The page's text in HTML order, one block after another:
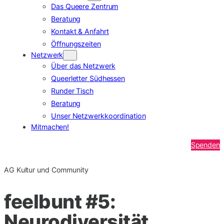
Das Queere Zentrum
Beratung
Kontakt & Anfahrt
Öffnungszeiten
Netzwerk
Über das Netzwerk
Queerletter Südhessen
Runder Tisch
Beratung
Unser Netzwerkkoordination
Mitmachen!
Spenden
AG Kultur und Community
feelbunt #5: